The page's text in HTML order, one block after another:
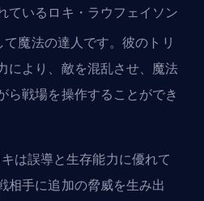
ているロキ・ラウフェイソン
魔法の達人です。彼のトリ
により、敵を混乱させ、魔法
ら戦場を操作することができ
は誤導と生存能力に優れて
相手に追加の脅威を生み出